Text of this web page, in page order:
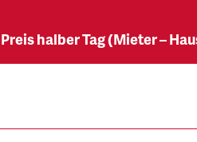
Preis halber Tag (Mieter –